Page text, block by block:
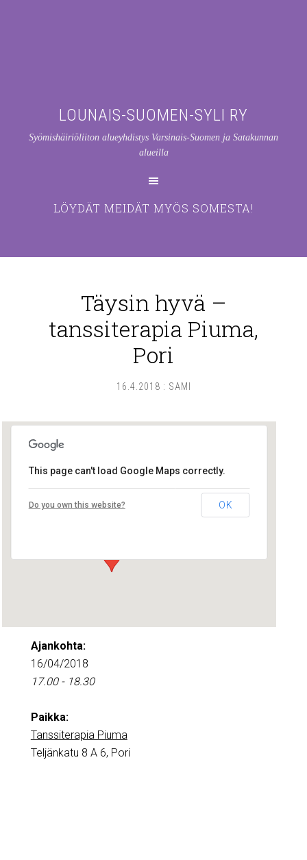
LOUNAIS-SUOMEN-SYLI RY
Syömishäiriöliiton alueyhdistys Varsinais-Suomen ja Satakunnan
alueilla
LÖYDÄT MEIDÄT MYÖS SOMESTA!
Täysin hyvä –
tanssiterapia Piuma,
Pori
16.4.2018 : SAMI
Tanssiterapia Piuma
Teljänkatu 8 A 6 - Pori
This page can't load Google Maps correctly.
Do you own this website? OK
Ajankohta:
16/04/2018
17.00 - 18.30
Paikka:
Tanssiterapia Piuma
Teljänkatu 8 A 6, Pori